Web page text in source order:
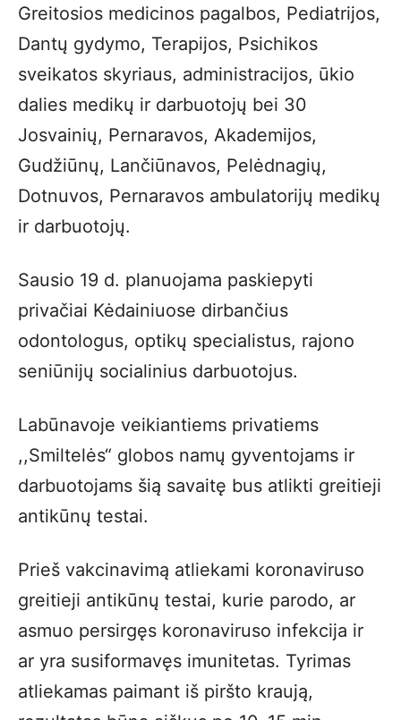
Greitosios medicinos pagalbos, Pediatrijos,
Dantų gydymo, Terapijos, Psichikos
sveikatos skyriaus, administracijos, ūkio
dalies medikų ir darbuotojų bei 30
Josvainių, Pernaravos, Akademijos,
Gudžiūnų, Lančiūnavos, Pelėdnagių,
Dotnuvos, Pernaravos ambulatorijų medikų
ir darbuotojų.
Sausio 19 d. planuojama paskiepyti
privačiai Kėdainiuose dirbančius
odontologus, optikų specialistus, rajono
seniūnijų socialinius darbuotojus.
Labūnavoje veikiantiems privatiems
,,Smiltelės“ globos namų gyventojams ir
darbuotojams šią savaitę bus atlikti greitieji
antikūnų testai.
Prieš vakcinavimą atliekami koronaviruso
greitieji antikūnų testai, kurie parodo, ar
asmuo persirgęs koronaviruso infekcija ir
ar yra susiformavęs imunitetas. Tyrimas
atliekamas paimant iš piršto kraują,